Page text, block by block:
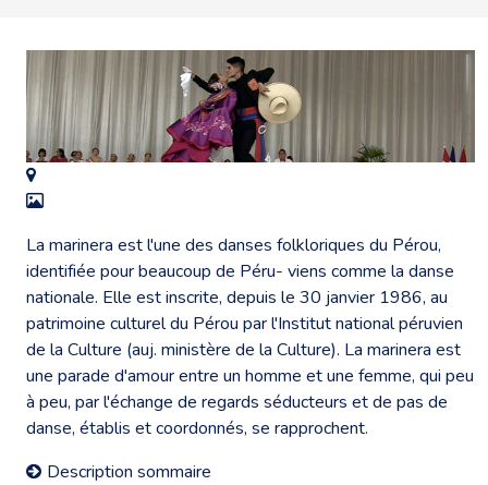
La marinera est l'une des danses folkloriques du Pérou,
identifiée pour beaucoup de Péru- viens comme la danse
nationale. Elle est inscrite, depuis le 30 janvier 1986, au
patrimoine culturel du Pérou par l'Institut national péruvien
de la Culture (auj. ministère de la Culture). La marinera est
une parade d'amour entre un homme et une femme, qui peu
à peu, par l'échange de regards séducteurs et de pas de
danse, établis et coordonnés, se rapprochent.
Description sommaire